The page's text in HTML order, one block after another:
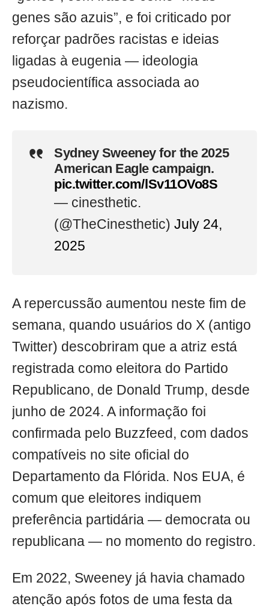
genes são azuis”, e foi criticado por
reforçar padrões racistas e ideias
ligadas à eugenia — ideologia
pseudocientífica associada ao
nazismo.
Sydney Sweeney for the 2025
American Eagle campaign.
pic.twitter.com/lSv11OVo8S
— cinesthetic.
(@TheCinesthetic) July 24,
2025
A repercussão aumentou neste fim de
semana, quando usuários do X (antigo
Twitter) descobriram que a atriz está
registrada como eleitora do Partido
Republicano, de Donald Trump, desde
junho de 2024. A informação foi
confirmada pelo Buzzfeed, com dados
compatíveis no site oficial do
Departamento da Flórida. Nos EUA, é
comum que eleitores indiquem
preferência partidária — democrata ou
republicana — no momento do registro.
Em 2022, Sweeney já havia chamado
atenção após fotos de uma festa da